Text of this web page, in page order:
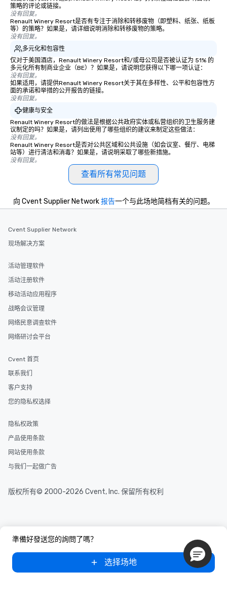
策略的评论或链接。
没有回复。
Renault Winery Resort是否有专注于消除和转移废物（即塑料、纸张、纸板
等）的策略？如果是，请详细说明消除和转移废物的策略。
没有回复。
多元化和包容性
仅对于美国酒店，Renault Winery Resort和/或母公司是否被认证为 51% 的
多元化所有制商业企业（BE）？如果是，请说明您获得以下哪一项认证：
没有回复。
如果适用，请提供Renault Winery Resort关于其在多样性、公平和包容性方
面的承诺和举措的公开报告的链接。
没有回复。
健康与安全
Renault Winery Resort的做法是根据公共政府实体或私营组织的卫生服务建
议制定的吗？如果是，请列出使用了哪些组织的建议来制定这些做法：
没有回复。
Renault Winery Resort是否对公共区域和公共设施（如会议室、餐厅、电梯
站等）进行清洁和消毒？如果是，请说明采取了哪些新措施。
没有回复。
查看所有常见问题
準備好發送您的詢問了嗎？
选择场地
向 Cvent Supplier Network报告一个与此场地简档有关的问题。
Cvent Supplier Network
现场解决方案
活动管理软件
活动注册软件
移动活动应用程序
战略会议管理
网络民意调查软件
网络研讨会平台
Cvent 首页
联系我们
客户支持
您的隐私权选择
隐私权政策
产品使用条款
网站使用条款
与我们一起做广告
版权所有© 2000-2026 Cvent, Inc. 保留所有权利